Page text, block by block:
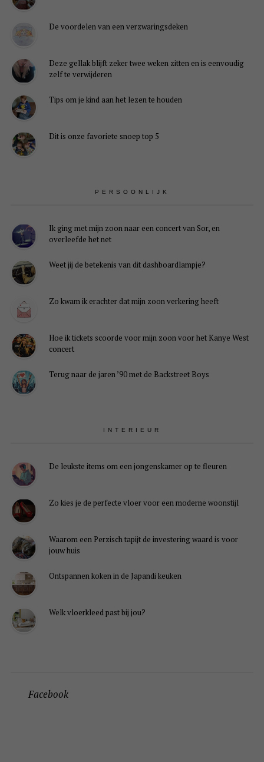
De voordelen van een verzwaringsdeken
Deze gellak blijft zeker twee weken zitten en is eenvoudig
zelf te verwijderen
Tips om je kind aan het lezen te houden
Dit is onze favoriete snoep top 5
PERSOONLIJK
Ik ging met mijn zoon naar een concert van Sor, en
overleefde het net
Weet jij de betekenis van dit dashboardlampje?
Zo kwam ik erachter dat mijn zoon verkering heeft
Hoe ik tickets scoorde voor mijn zoon voor het Kanye West
concert
Terug naar de jaren ’90 met de Backstreet Boys
INTERIEUR
De leukste items om een jongenskamer op te fleuren
Zo kies je de perfecte vloer voor een moderne woonstijl
Waarom een Perzisch tapijt de investering waard is voor
jouw huis
Ontspannen koken in de Japandi keuken
Welk vloerkleed past bij jou?
Facebook